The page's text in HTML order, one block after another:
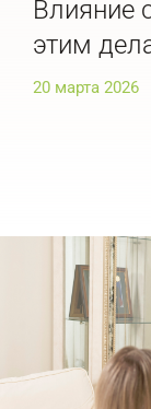
Влияние
этим
20 марта 2026